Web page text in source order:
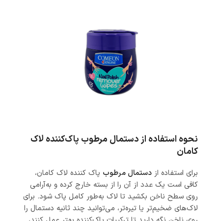
نحوه استفاده از دستمال مرطوب پاک‌کننده لاک
کامان
برای استفاده از دستمال‌ مرطوب پاک کننده لاک کامان،
کافی است یک عدد از آن را از بسته خارج کرده و به‌آرامی
روی سطح ناخن بکشید تا لاک به‌طور کامل پاک شود. برای
لاک‌های ضخیم‌تر یا تیره‌تر، می‌توانید چند ثانیه دستمال را